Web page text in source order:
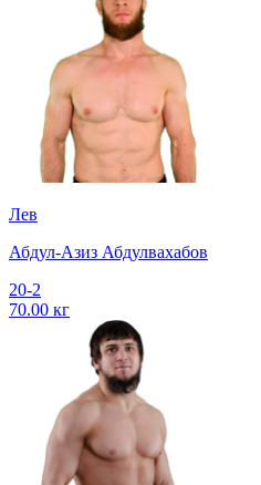
Лев
Абдул-Азиз Абдулвахабов
20-2
70.00 кг